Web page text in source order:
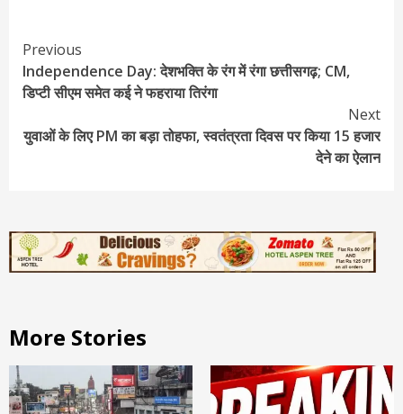
Continue
Reading
Previous
Independence Day: देशभक्ति के रंग में रंगा छत्तीसगढ़; CM,
डिप्टी सीएम समेत कई ने फहराया तिरंगा
Next
युवाओं के लिए PM का बड़ा तोहफा, स्वतंत्रता दिवस पर किया 15 हजार
देने का ऐलान
More Stories